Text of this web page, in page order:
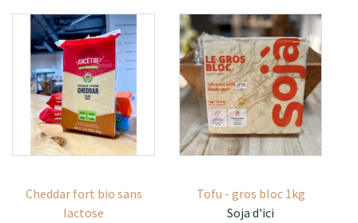
Cheddar fort bio sans
lactose
Tofu - gros bloc 1kg
Soja d'ici